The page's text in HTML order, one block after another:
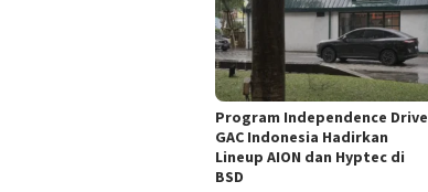
Program Independence Drive
GAC Indonesia Hadirkan
Lineup AION dan Hyptec di
BSD